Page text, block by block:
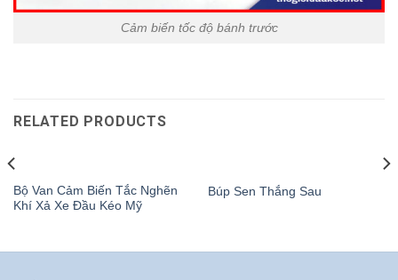
Cảm biến tốc độ bánh trước
RELATED PRODUCTS
Bộ Van Cảm Biến Tắc Nghẽn
Khí Xả Xe Đầu Kéo Mỹ
Búp Sen Thắng Sau